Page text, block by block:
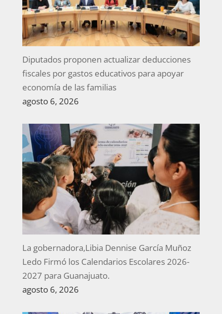
Diputados proponen actualizar deducciones
fiscales por gastos educativos para apoyar
economía de las familias
agosto 6, 2026
La gobernadora,Libia Dennise García Muñoz
Ledo Firmó los Calendarios Escolares 2026-
2027 para Guanajuato.
agosto 6, 2026